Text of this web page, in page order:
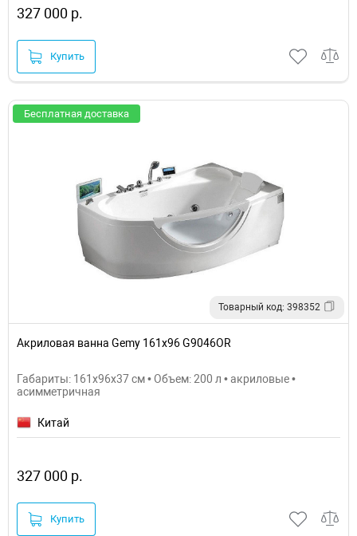
327 000 р.
Купить
Бесплатная доставка
Товарный код: 398352
Акриловая ванна Gemy 161х96 G9046OR
Габариты: 161x96x37 см • Объем: 200 л • акриловые •
асимметричная
Китай
327 000 р.
Купить